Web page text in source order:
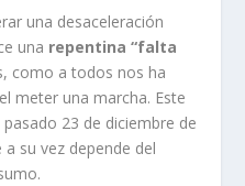
una desaceleración
una repentina “falta
como a todos nos ha
meter una marcha. Este
23 de diciembre de
su vez depende del